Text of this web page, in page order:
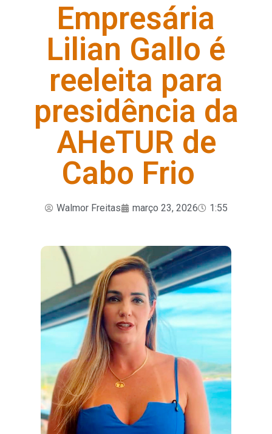
Empresária
Lilian Gallo é
reeleita para
presidência da
AHeTUR de
Cabo Frio
Walmor Freitas março 23, 2026 1:55